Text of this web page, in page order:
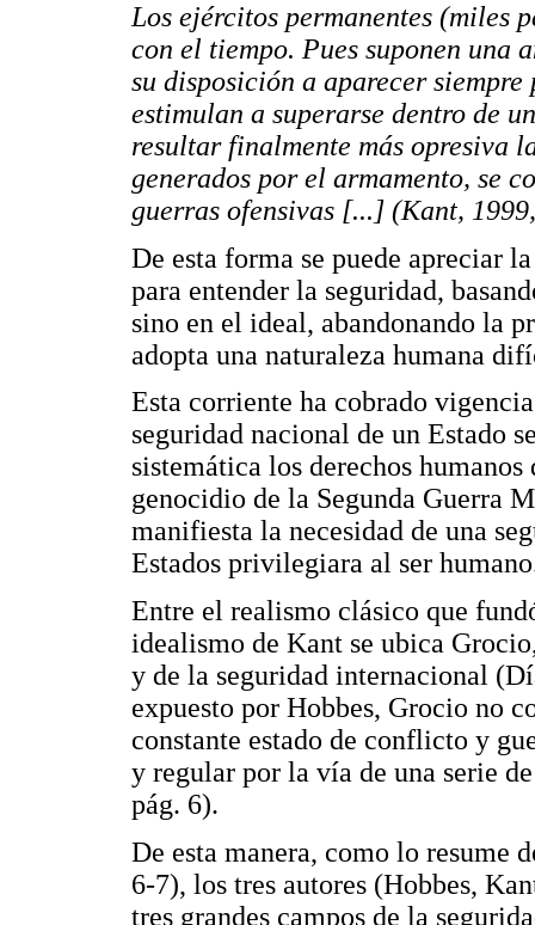
Los ejércitos permanentes (miles
con el tiempo. Pues suponen una
su disposición a aparecer
estimulan a superarse dentro de
resultar finalmente más opresiva
generados por el armamento, se
guerras ofensivas [...] (Kant,
De esta forma se puede apreciar
para entender la seguridad,
sino en el ideal, abandonando la
adopta una naturaleza humana
Esta corriente ha cobrado
seguridad nacional de un Estado
sistemática los derechos
genocidio de la Segunda Guerra
manifiesta la necesidad de una
Estados privilegiara al ser
Entre el realismo clásico que
idealismo de Kant se ubica
y de la seguridad internacional
expuesto por Hobbes, Grocio no
constante estado de conflicto y
y regular por la vía de una serie
pág. 6).
De esta manera, como lo resume
6-7), los tres autores (Hobbes,
tres grandes campos de la